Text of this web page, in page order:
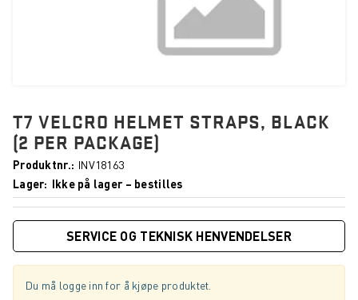
T7 VELCRO HELMET STRAPS, BLACK
(2 PER PACKAGE)
Produktnr.
INV18163
Lager
Ikke på lager – bestilles
SERVICE OG TEKNISK HENVENDELSER
Du må logge inn for å kjøpe produktet.